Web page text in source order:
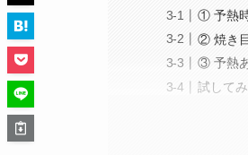
① 予熱
② 焼き
③ 予熱
試して